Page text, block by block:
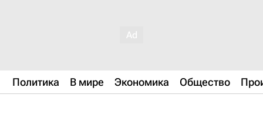
Политика В мире Экономика Общество